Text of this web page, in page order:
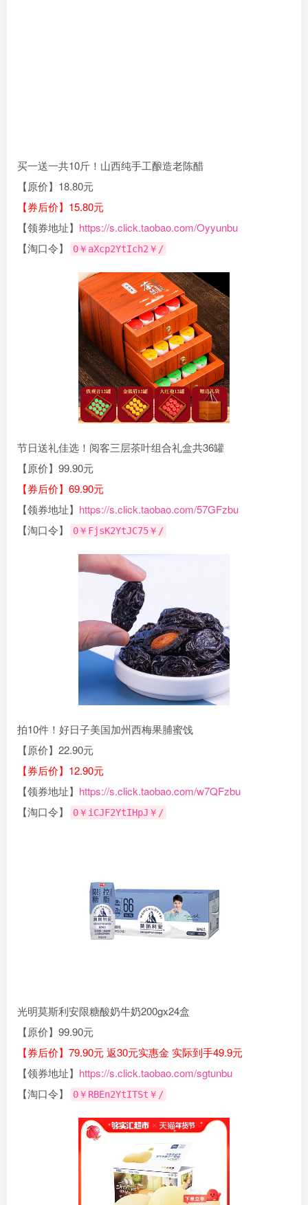
买一送一共10斤！山西纯手工酿造老陈醋
【原价】18.80元
【券后价】15.80元
【领券地址】 https://s.click.taobao.com/Oyyunbu
【淘口令】
0￥aXcp2YtIch2￥/
节日送礼佳选！阅客三层茶叶组合礼盒共36罐
【原价】99.90元
【券后价】69.90元
【领券地址】 https://s.click.taobao.com/57GFzbu
【淘口令】
0￥FjsK2YtJC75￥/
拍10件！好日子美国加州西梅果脯蜜饯
【原价】22.90元
【券后价】12.90元
【领券地址】 https://s.click.taobao.com/w7QFzbu
【淘口令】
0￥iCJF2YtIHpJ￥/
光明莫斯利安限糖酸奶牛奶200gx24盒
【原价】99.90元
【券后价】79.90元 返30元实惠金 实际到手49.9元
【领券地址】 https://s.click.taobao.com/sgtunbu
【淘口令】
0￥RBEn2YtITSt￥/